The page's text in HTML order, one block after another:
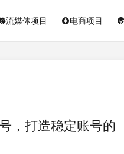
流媒体项目 电商项目
，打造稳定账号的